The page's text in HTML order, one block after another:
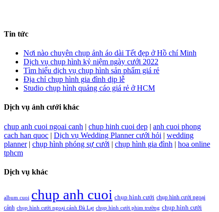
Tin tức
Nơi nào chuyên chụp ảnh áo dài Tết đẹp ở Hồ chí Minh
Dịch vụ chụp hình kỷ niệm ngày cưới 2022
Tìm hiểu dịch vụ chụp hình sản phẩm giá rẻ
Địa chỉ chụp hình gia đình dịp lễ
Studio chụp hình quảng cáo giá rẻ ở HCM
Dịch vụ ảnh cưới khác
chup anh cuoi ngoai canh | chup hinh cuoi dep | anh cuoi phong
cach han quoc | Dịch vụ Wedding Planner cưới hỏi | wedding
planner| chụp hình phóng sự cưới | chụp hình gia đình | hoa online
tphcm
Dịch vụ khác
album cuoi chup anh cuoi chụp hình cưới chụp hình cưới ngoại
cảnh chụp hình cưới ngoại cảnh Đà Lạt chụp hình cưới phim trường chụp hình cưới